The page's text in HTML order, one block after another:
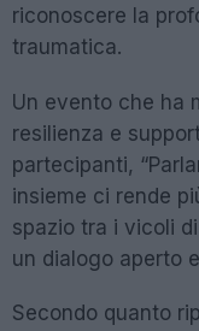
riconoscere la
traumatica.
Un evento che ha
resilienza e
partecipanti,
insieme ci rende
spazio tra i vicoli
un dialogo aperto
Secondo quanto